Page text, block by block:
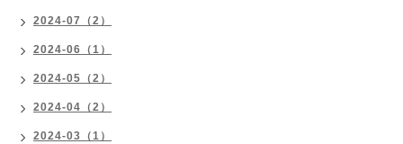
2024-07（2）
2024-06（1）
2024-05（2）
2024-04（2）
2024-03（1）